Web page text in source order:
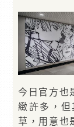
今日官方也
緻許多，
草，用意也